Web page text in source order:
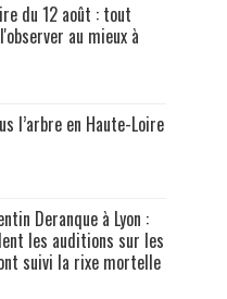
du 12 août : tout
au mieux à
l’arbre en Haute-Loire
Deranque à Lyon :
les auditions sur les
suivi la rixe mortelle